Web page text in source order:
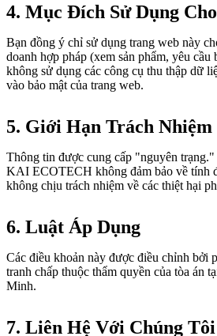
4. Mục Đích Sử Dụng
Bạn đồng ý chỉ sử dụng trang web này
doanh hợp pháp (xem sản phẩm, yêu
không sử dụng các công cụ thu thập dữ
vào bảo mật của trang web.
5. Giới Hạn Trách Nhiệm
Thông tin được cung cấp "nguyên
KAI ECOTECH không đảm bảo về tính
không chịu trách nhiệm về các thiệt hại
6. Luật Áp Dụng
Các điều khoản này được điều chỉnh bởi
tranh chấp thuộc thẩm quyền của tòa án
Minh.
7. Liên Hệ Với Chúng Tôi